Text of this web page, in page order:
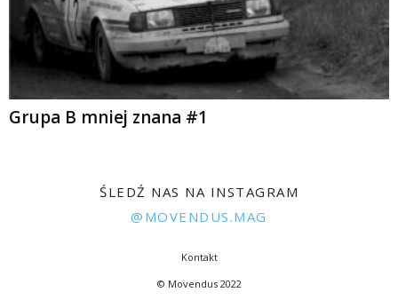
Grupa B mniej znana #1
ŚLEDŹ NAS NA INSTAGRAM
@MOVENDUS.MAG
Kontakt
© Movendus 2022